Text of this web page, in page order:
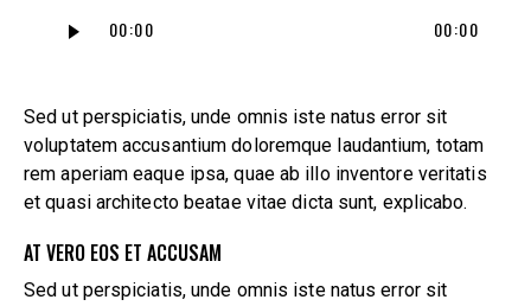
00:00 00:00
Sed ut perspiciatis, unde omnis iste natus error sit
voluptatem accusantium doloremque laudantium, totam
rem aperiam eaque ipsa, quae ab illo inventore veritatis
et quasi architecto beatae vitae dicta sunt, explicabo.
AT VERO EOS ET ACCUSAM
Sed ut perspiciatis, unde omnis iste natus error sit